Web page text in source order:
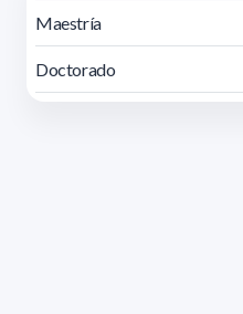
Maestría
Doctorado